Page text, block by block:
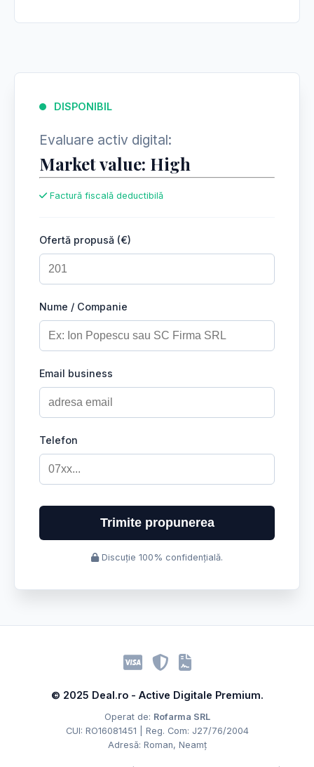
DISPONIBIL
Evaluare activ digital:
Market value: High
Factură fiscală deductibilă
Ofertă propusă (€)
Nume / Companie
Email business
Telefon
Trimite propunerea
Discuție 100% confidențială.
© 2025 Deal.ro - Active Digitale Premium.
Operat de: Rofarma SRL
CUI: RO16081451 | Reg. Com: J27/76/2004
Adresă: Roman, Neamț